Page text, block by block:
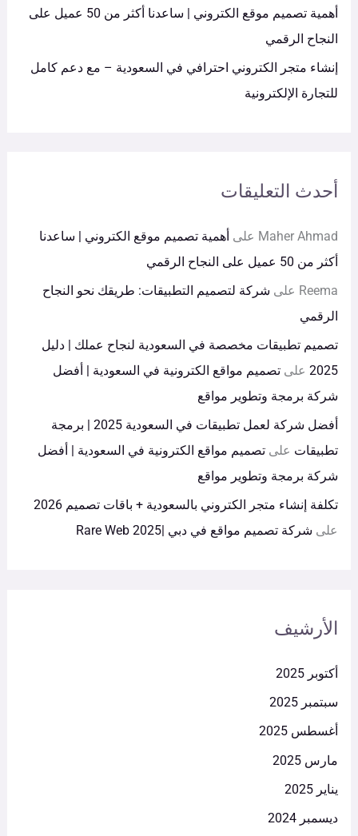
أهمية تصميم موقع الكتروني | ساعدنا أكثر من 50 عميل على
النجاح الرقمي
إنشاء متجر الكتروني احترافي في السعودية – مع دعم كامل
للتجارة الإلكترونية
أحدث التعليقات
Maher Ahmad على أهمية تصميم موقع الكتروني | ساعدنا
أكثر من 50 عميل على النجاح الرقمي
Reema على شركة لتصميم التطبيقات: طريقك نحو النجاح
الرقمي
تصميم تطبيقات مخصصة في السعودية لنجاح عملك | دليل
2025 علىتصميم مواقع الكترونية في السعودية | أفضل
شركة برمجة وتطوير مواقع
أفضل شركة لعمل تطبيقات في السعودية 2025 | برمجة
تطبيقات علىتصميم مواقع الكترونية في السعودية | أفضل
شركة برمجة وتطوير مواقع
تكلفة إنشاء متجر الكتروني بالسعودية + باقات تصميم 2026
على شركة تصميم مواقع في دبي |Rare Web 2025
الأرشيف
أكتوبر 2025
سبتمبر 2025
أغسطس 2025
مارس 2025
يناير 2025
ديسمبر 2024